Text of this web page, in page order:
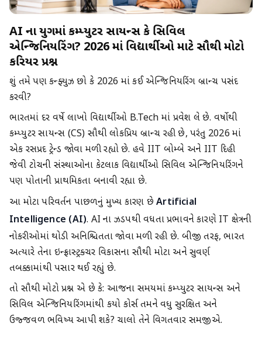
AI ના યુગમાં કમ્પ્યુટર સાયન્સ કે સિવિલ
એન્જિનિયરિંગ? 2026 માં વિદ્યાર્થીઓ માટે સૌથી મોટો
કરિયર પ્રશ્ન
શું તમે પણ કન્ફ્યુઝ છો કે 2026 માં કઈ એન્જિનિયરિંગ બ્રાન્ચ પસંદ
કરવી?
ભારતમાં દર વર્ષે લાખો વિદ્યાર્થીઓ B.Tech માં પ્રવેશ લે છે. વર્ષોથી
કમ્પ્યુટર સાયન્સ (CS) સૌથી લોકપ્રિય બ્રાન્ચ રહી છે, પરંતુ 2026 માં
એક રસપ્રદ ટ્રેન્ડ જોવા મળી રહ્યો છે. હવે IIT બોમ્બે અને IIT દિલ્હી
જેવી ટોચની સંસ્થાઓના કેટલાક વિદ્યાર્થીઓ સિવિલ એન્જિનિયરિંગને
પણ પોતાની પ્રાથમિકતા બનાવી રહ્યા છે.
આ મોટા પરિવર્તન પાછળનું મુખ્ય કારણ છેArtificial
Intelligence (AI). AI ના ઝડપથી વધતા પ્રભાવને કારણે IT ક્ષેત્રની
નોકરીઓમાં થોડી અનિશ્ચિતતા જોવા મળી રહી છે. બીજી તરફ, ભારત
અત્યારે તેના ઇન્ફ્રાસ્ટ્રક્ચર વિકાસના સૌથી મોટા અને સુવર્ણ
તબક્કામાંથી પસાર થઈ રહ્યું છે.
તો સૌથી મોટો પ્રશ્ન એ છે કે: આજના સમયમાં કમ્પ્યુટર સાયન્સ અને
સિવિલ એન્જિનિયરિંગમાંથી કયો કોર્સ તમને વધુ સુરક્ષિત અને
ઉજ્જવળ ભવિષ્ય આપી શકે? ચાલો તેને વિગતવાર સમજીએ.